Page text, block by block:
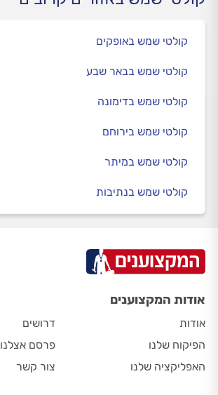
קולטי שמש באופקים
קולטי שמש בבאר שבע
קולטי שמש בדימונה
קולטי שמש בירוחם
קולטי שמש במיתר
קולטי שמש בנתיבות
אודות המקצוענים
אודות
הפיקוח שלנו
האפליקציה שלנו
דרושים
פרסם אצלנו
צור קשר